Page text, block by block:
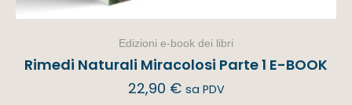
Edizioni e-book dei libri
Rimedi Naturali Miracolosi Parte 1 E-BOOK
22,90 € sa PDV